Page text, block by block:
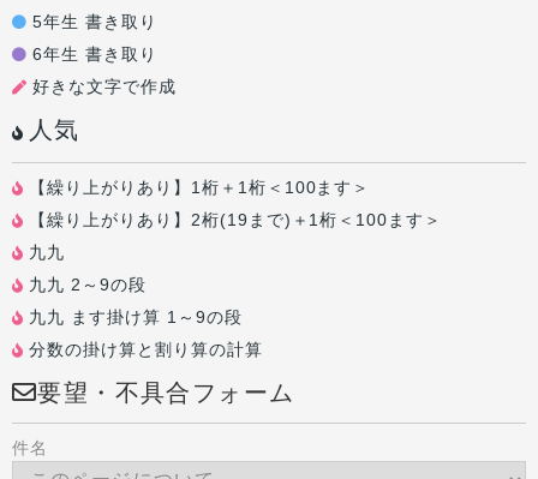
5年生 書き取り
6年生 書き取り
好きな文字で作成
人気
【繰り上がりあり】1桁＋1桁＜100ます＞
【繰り上がりあり】2桁(19まで)＋1桁＜100ます＞
九九
九九 2～9の段
九九 ます掛け算 1～9の段
分数の掛け算と割り算の計算
要望・不具合フォーム
件名